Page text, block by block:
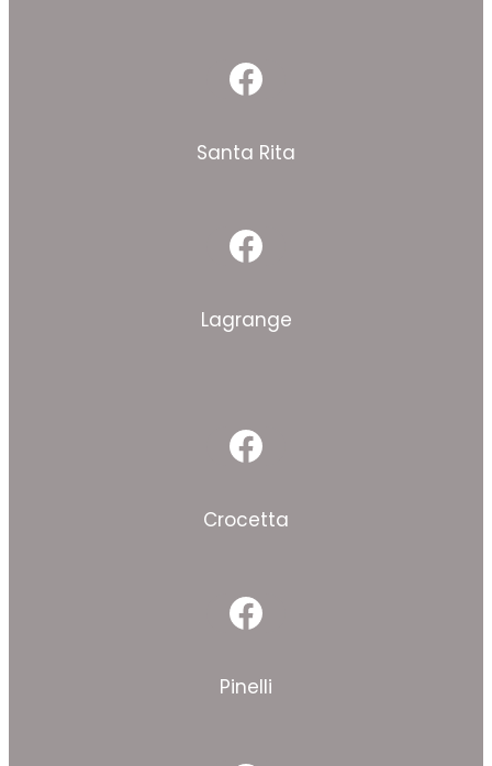
Facebook
Santa Rita
Facebook
Lagrange
Facebook
Crocetta
Facebook
Pinelli